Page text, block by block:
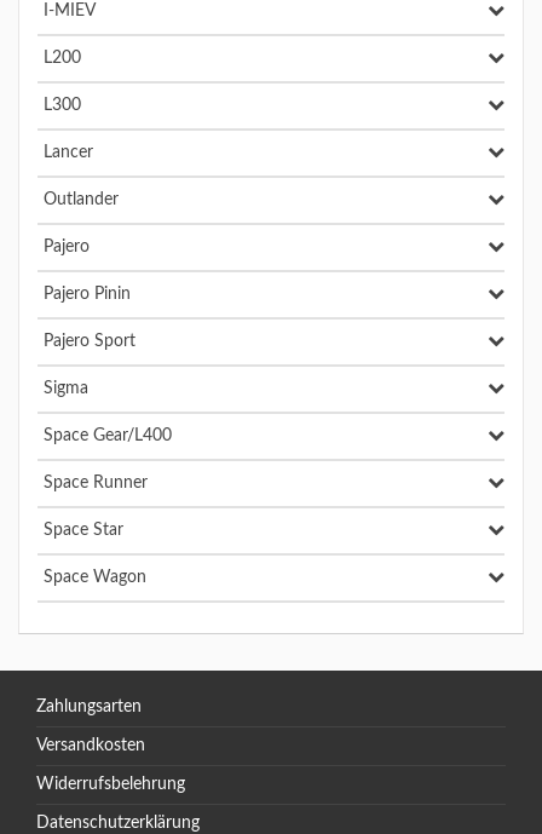
I-MIEV
L200
L300
Lancer
Outlander
Pajero
Pajero Pinin
Pajero Sport
Sigma
Space Gear/L400
Space Runner
Space Star
Space Wagon
Zahlungsarten
Versandkosten
Widerrufsbelehrung
Datenschutzerklärung